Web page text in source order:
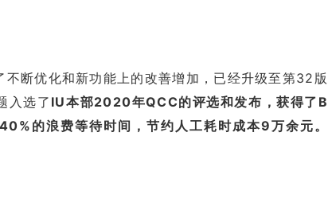
不断优化和新功能上的改善增加，已经升级至第32版
入选了 IU本部2020年QCC的评选和发布，获得了B
的浪费等待时间，节约人工耗时成本9万余元。